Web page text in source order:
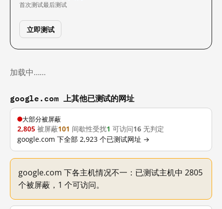
首次测试最后测试
立即测试
加载中……
google.com 上其他已测试的网址
大部分被屏蔽
2,805 被屏蔽101 间歇性受扰1 可访问16 无判定
google.com 下全部 2,923 个已测试网址 →
google.com 下各主机情况不一：已测试主机中 2805
个被屏蔽，1 个可访问。